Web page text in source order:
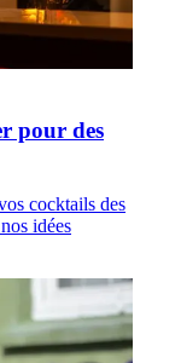
pour des
cocktails des
idées